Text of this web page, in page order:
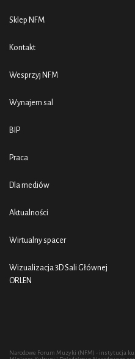
Sklep NFM
Kontakt
Wesprzyj NFM
Wynajem sal
BIP
Praca
Dla mediów
Aktualności
Wirtualny spacer
Wizualizacja 3D Sali Głównej
ORLEN
Narodowe Forum Muzyki (NFM) - instytucja